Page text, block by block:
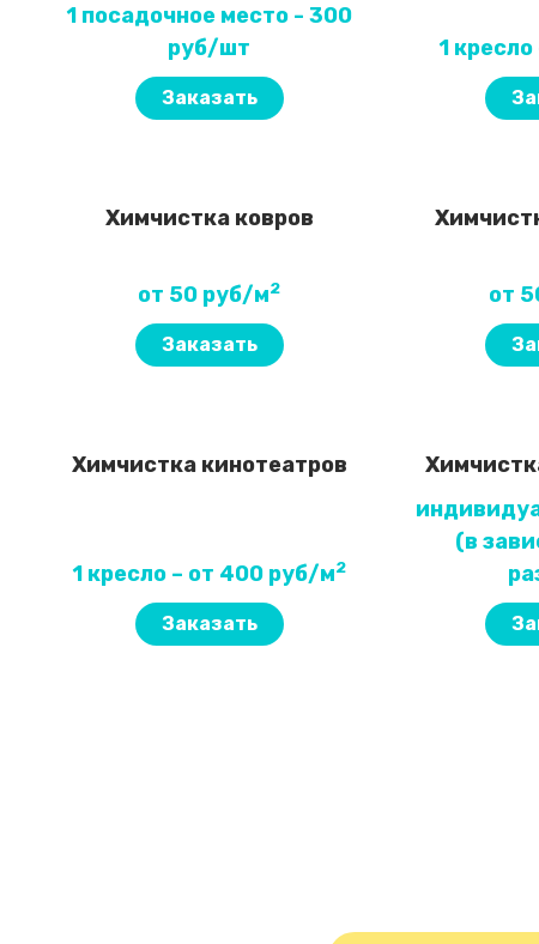
1 посадочное место - 300
руб/шт
Заказать
1
Химчистка ковров
от 50 руб/м2
Заказать
от
Химчистка кинотеатров
1 кресло – от 400 руб/м2
Заказать
(в